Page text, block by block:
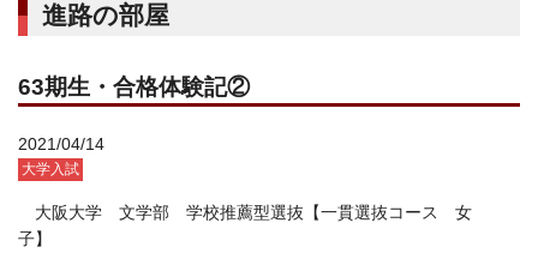
進路の部屋
63期生・合格体験記②
2021/04/14
大学入試
大阪大学 文学部 学校推薦型選抜【一貫選抜コース 女
子】